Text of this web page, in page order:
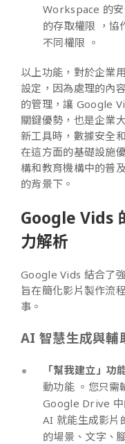
Workspace 的
的存取權限 ，協
不同權限 。
以上功能，對於企業
設定，因為處理的內
的管理，讓 Google
關鍵優勢，也是企業
新工具時，數據安全
在這方面的基礎設施
構和教育機構中的普
的背景下。
Google Vids
力解析
Google Vids 結合了
旨在簡化影片製作流
事。
AI 智慧生成與輔
「幫我建立」功
動功能 。您只需
Google Drive 中
AI 就能生成影片
的場景、文字、